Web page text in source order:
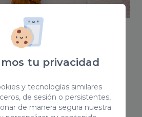
tu privacidad
y tecnologías similares
de sesión o persistentes,
de manera segura nuestra
tu agencia de
Guadalajara
ayudamos con:
corporativa: Te ayudamos
buena estrategia